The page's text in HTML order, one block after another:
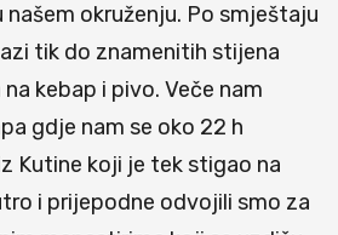
našem okruženju. Po smještaju
tik do znamenitih stijena
kebap i pivo. Veče nam
gdje nam se oko 22 h
Kutine koji je tek stigao na
i prijepodne odvojili smo za